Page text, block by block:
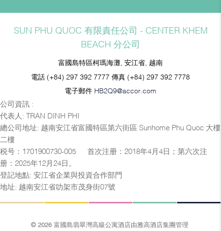
SUN PHU QUOC 有限責任公司 - CENTER KHEM
BEACH 分公司
富國島特區柯瑪海灘, 安江省, 越南
電話 (+84) 297 392 7777 傳真 (+84) 297 392 7778
電子郵件 HB2Q9@accor.com
公司資訊 :
代表人: TRAN DINH PHI
總公司地址: 越南安江省富國特區第六街區 Sunhome Phu Quoc 大樓
二樓
税号：1701900730-005 — 首次注册：2018年4月4日；第六次注
册：2025年12月24日。
登記地點: 安江省企業與投資合作部門
地址: 越南安江省叻架市茂身街07號
© 2026 富國島翡翠灣高級公寓酒店由雅高酒店集團管理